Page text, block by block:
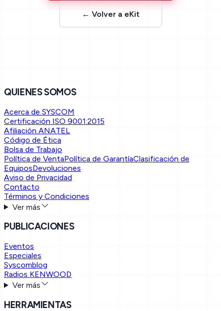
← Volver a eKit
QUIENES SOMOS
Acerca de SYSCOM
Certificación ISO 9001:2015
Afiliación ANATEL
Código de Ética
Bolsa de Trabajo
Política de VentaPolítica de GarantíaClasificación de
EquiposDevoluciones
Aviso de Privacidad
Contacto
Términos y Condiciones
Ver más
PUBLICACIONES
Eventos
Especiales
Syscomblog
Radios KENWOOD
Ver más
HERRAMIENTAS